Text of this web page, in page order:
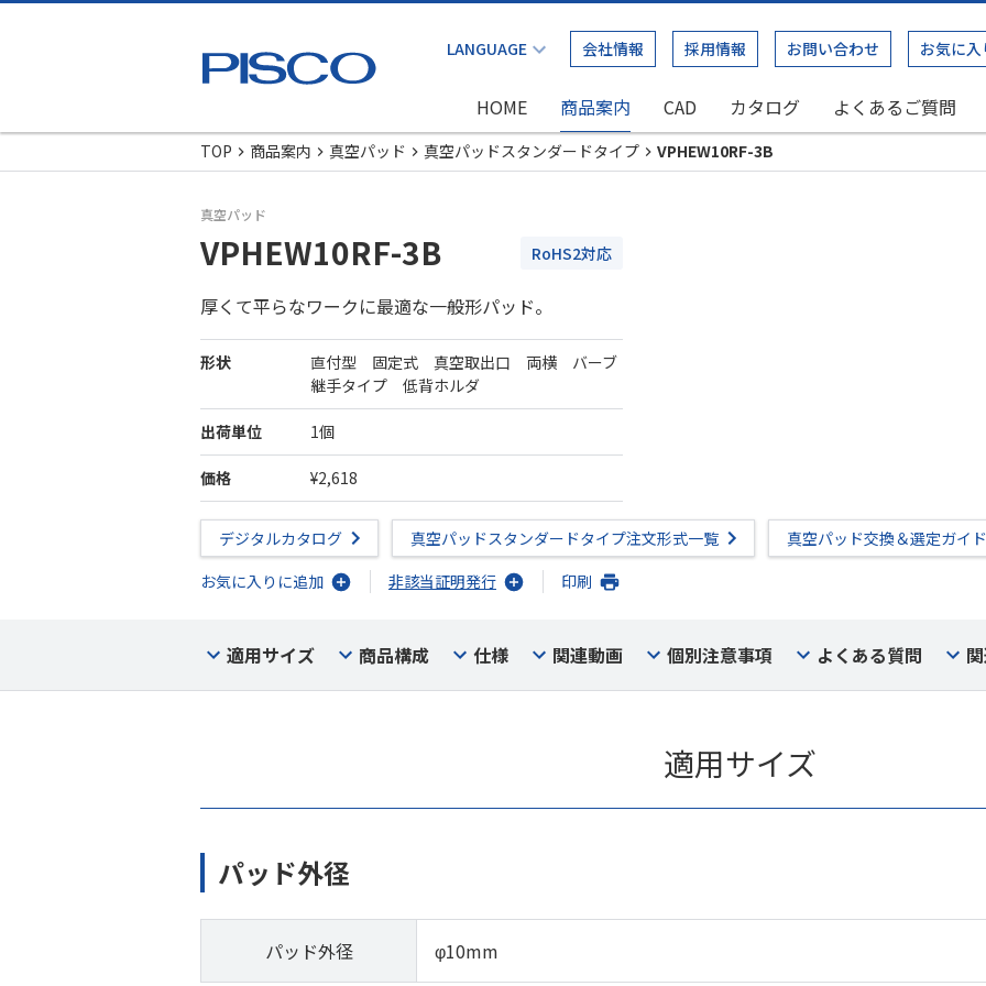
会社情報 採用情報 お問い合わせ お気に入
HOME 商品案内 CAD カタログ よくあるご質問
TOP
商品案内 真空パッド 真空パッドスタンダードタイプ VPHEW10RF-3B
真空パッド
VPHEW10RF-3B RoHS2対応
厚くて平らなワークに最適な一般形パッド。
形状
直付型 固定式 真空取出口 両横 バーブ
継手タイプ 低背ホルダ
出荷単位 1個
価格 ¥2,618
デジタルカタログ 真空パッドスタンダードタイプ注文形式一覧
真空パッド交換＆選定ガイド
お気に入りに追加
非該当証明発行 印刷
適用サイズ 商品構成 仕様 関連動画 個別注意事項 よくある質問
適用サイズ
パッド外径
パッド外径 φ10mm